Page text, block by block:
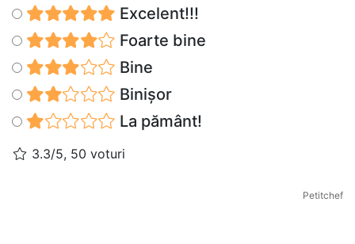
Excelent!!!
Foarte bine
Bine
Binișor
La pământ!
3.3/5, 50 voturi
Petitchef